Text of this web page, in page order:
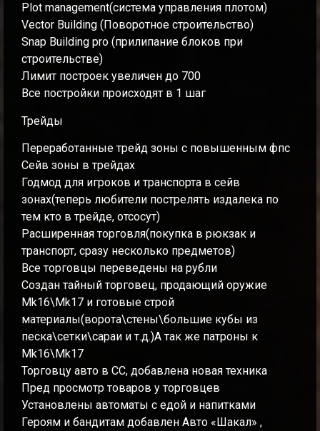
Plot management(система управления плотом)
Vector Building (Поворотное строительство)
Snap Building pro (прилипание блоков при
строительстве)
Лимит построек увеличен до 700
Все постройки происходят в 1 шаг
Трейды
Переработанные трейд зоны с повышенным фпс
Сейв зоны в трейдах
Годмод для игроков и транспорта в сейв
зонах(теперь любители пострелять издалека по
тем кто в трейде, отсосут)
Расширенная торговля(покупка в рюкзак и
транспорт, сразу несколько предметов)
Все торговцы переведены на рубли
Создан тайный торговец, продающий оружие
Mk16\Mk17 и готовые строй
материалы(ворота\стены\большие кубы из
песка\сетки\сараи и т.д.)А так же патроны к
Mk16\Mk17
Торговцу авто в СС, добавлена новая техника
Пред просмотр товаров у торговцев
Установлены автоматы с едой и напитками
Героям и бандитам добавлен Авто «Шакал» ,